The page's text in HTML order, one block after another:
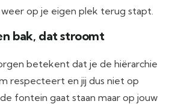
op je eigen plek terug stapt.
bak, dat stroomt
betekent dat je de hiërarchie
respecteert en jij dus niet op
fontein gaat staan maar op jouw